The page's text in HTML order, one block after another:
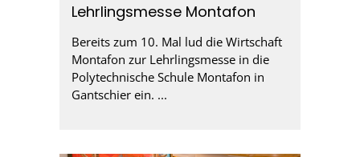
Lehrlingsmesse Montafon
Bereits zum 10. Mal lud die Wirtschaft
Montafon zur Lehrlingsmesse in die
Polytechnische Schule Montafon in
Gantschier ein. ...